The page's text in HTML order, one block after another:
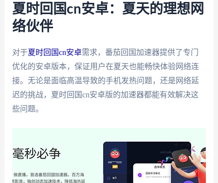
夏时回国cn安卓：夏天的理想网
络伙伴
对于夏时回国cn安卓需求，番茄回国加速器提供了专门
优化的安卓版本，保证用户在夏天也能畅快体验网络连
接。无论是面临高温导致的手机发热问题，还是网络延
迟的挑战，夏时回国cn安卓版的加速器都能有效解决这
些问题。